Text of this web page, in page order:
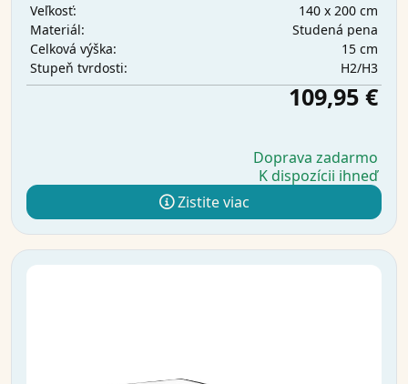
Veľkosť:
140 x 200 cm
Materiál:
Studená pena
Celková výška:
15 cm
Stupeň tvrdosti:
H2/H3
109,95 €
Doprava zadarmo
K dispozícii ihneď
Zistite viac